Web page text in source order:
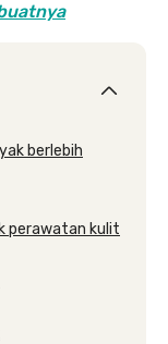
berlebih
perawatan kulit